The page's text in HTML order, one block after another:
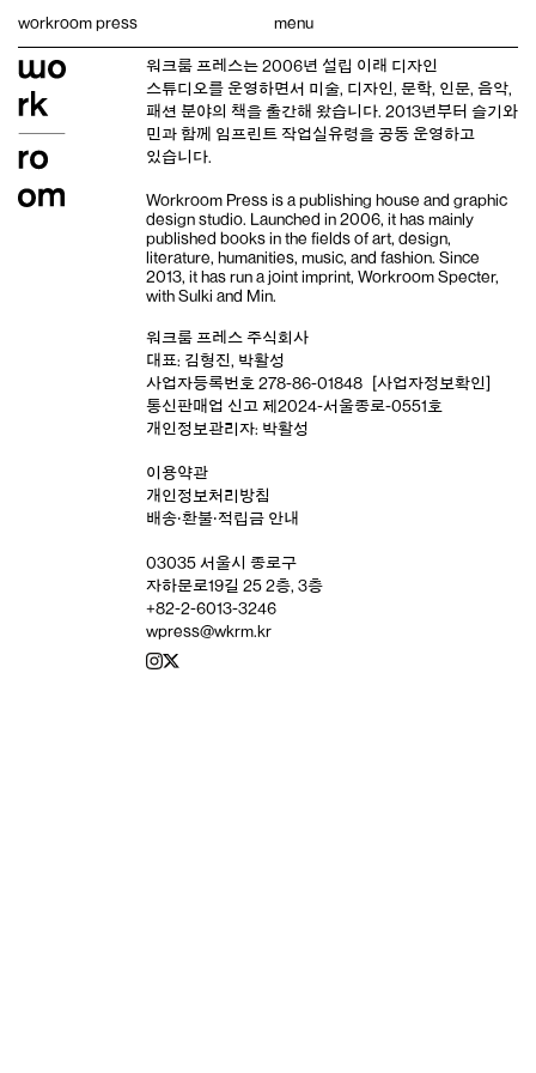
workroom press menu
워크룸 프레스는 2006년 설립 이래 디자인
스튜디오를 운영하면서 미술, 디자인, 문학, 인문, 음악,
패션 분야의 책을 출간해 왔습니다. 2013년부터 슬기와
민과 함께 임프린트 작업실유령을 공동 운영하고
있습니다.
Workroom Press is a publishing house and graphic
design studio. Launched in 2006, it has mainly
published books in the fields of art, design,
literature, humanities, music, and fashion. Since
2013, it has run a joint imprint, Workroom Specter,
with Sulki and Min.
워크룸 프레스 주식회사
대표: 김형진, 박활성
사업자등록번호 278-86-01848
[사업자정보확인]
통신판매업 신고 제2024-서울종로-0551호
개인정보관리자: 박활성
이용약관
개인정보처리방침
배송‧환불‧적립금 안내
03035 서울시 종로구
자하문로19길 25 2층, 3층
+82-2-6013-3246
wpress@wkrm.kr